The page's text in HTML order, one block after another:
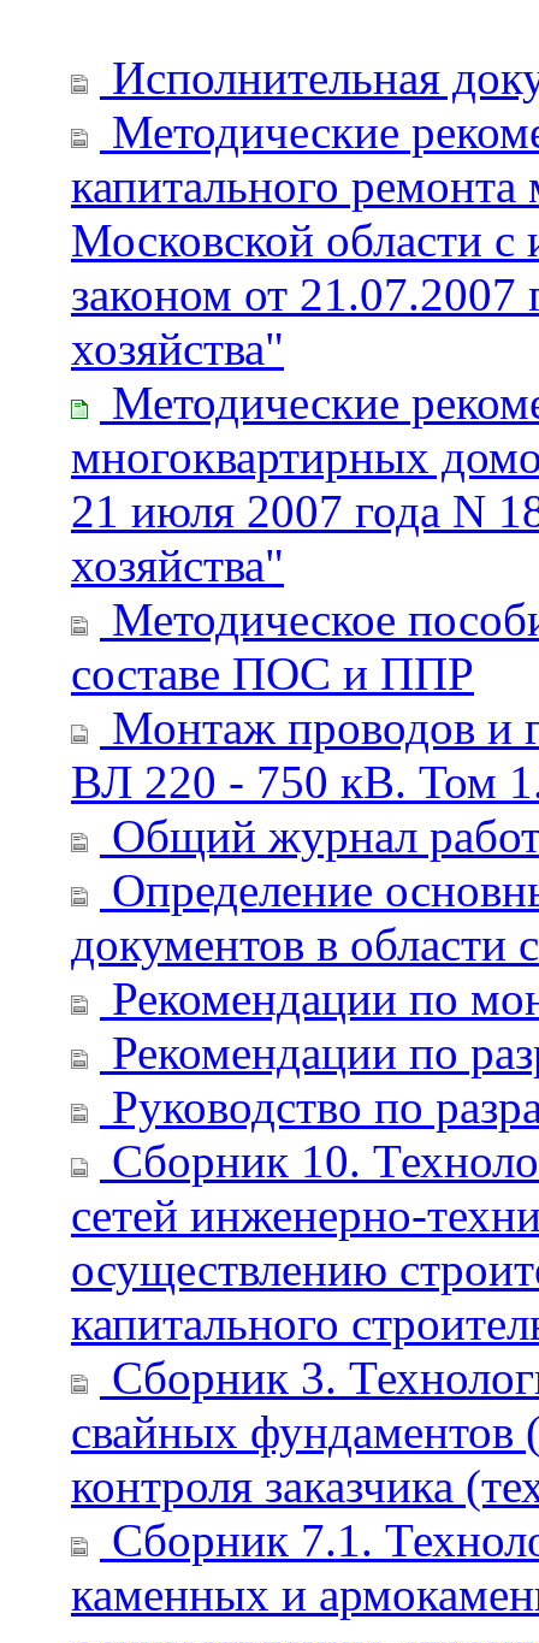
Исполнительная
Методические
капитального
Московской области с
законом от
хозяйства"
Методические
многоквартирных
21 июля 2007 года N
хозяйства"
Методическое
составе ПОС и ППР
Монтаж проводов и
ВЛ 220 - 750 кВ. Том
Общий журнал
Определение
документов в области
Рекомендации по
Рекомендации по
Руководство по
Сборник 10.
сетей инженерно-
осуществлению
капитального
Сборник 3.
свайных фундаментов
контроля заказчика
Сборник 7.1.
каменных и